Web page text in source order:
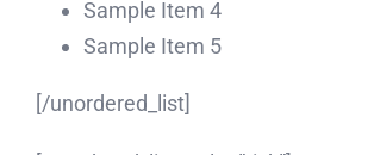
Sample Item 4
Sample Item 5
[/unordered_list]